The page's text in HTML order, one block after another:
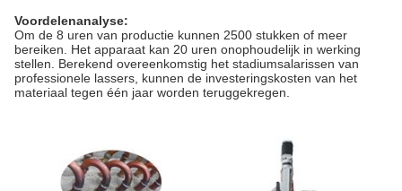
Voordelenanalyse:
Om de 8 uren van productie kunnen 2500 stukken of meer
bereiken. Het apparaat kan 20 uren onophoudelijk in werking
stellen. Berekend overeenkomstig het stadiumsalarissen van
professionele lassers, kunnen de investeringskosten van het
materiaal tegen één jaar worden teruggekregen.